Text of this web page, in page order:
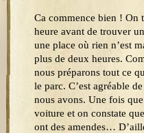
Ca commence bien ! On
heure avant de trouver
une place où rien n’est
plus de deux heures.
nous préparons tout ce
le parc. C’est agréable
nous avons. Une fois
voiture et on constate
ont des amendes…